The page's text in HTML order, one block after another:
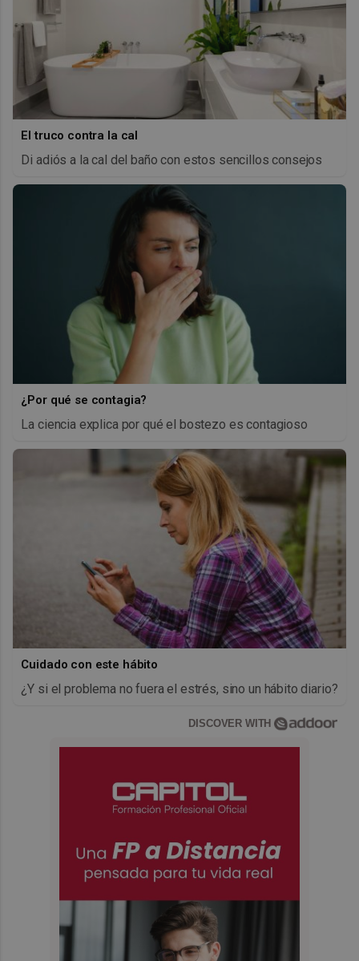
El truco contra la cal
Di adiós a la cal del baño con estos sencillos consejos
¿Por qué se contagia?
La ciencia explica por qué el bostezo es contagioso
Cuidado con este hábito
¿Y si el problema no fuera el estrés, sino un hábito diario?
DISCOVER WITH